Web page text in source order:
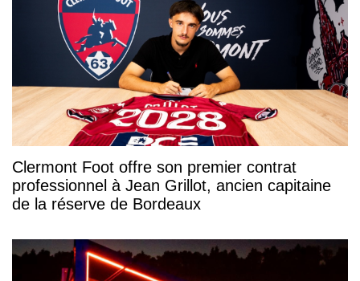
Clermont Foot offre son premier contrat
professionnel à Jean Grillot, ancien capitaine
de la réserve de Bordeaux